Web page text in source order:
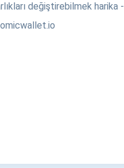
değiştirebilmek harika -